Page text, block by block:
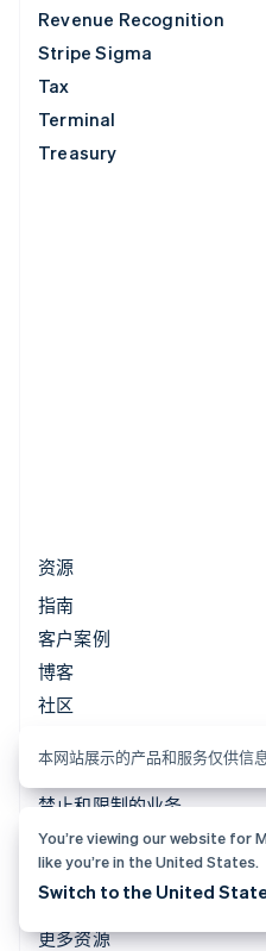
Revenue Recognition
Stripe Sigma
Tax
Terminal
Treasury
资源
指南
客户案例
博客
社区
隐私和条款
禁止和限制的业务
牌照
网站地图
Cookie 设置
更多资源
本网站展示的产品和服务仅供信
You’re viewing our website for
like you’re in the United States.
Switch to the United